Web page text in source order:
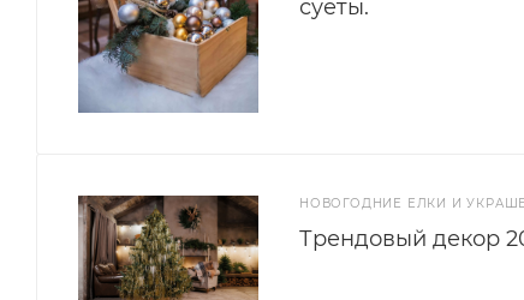
суеты.
НОВОГОДНИЕ ЕЛКИ И
Трендовый декор